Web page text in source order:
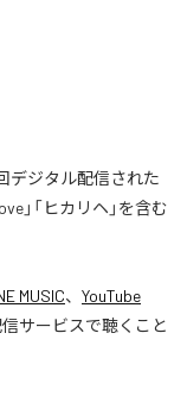
デジタル配信された
」「ヒカリヘ」を含む
MUSIC、 YouTube
サービスで聴くこと